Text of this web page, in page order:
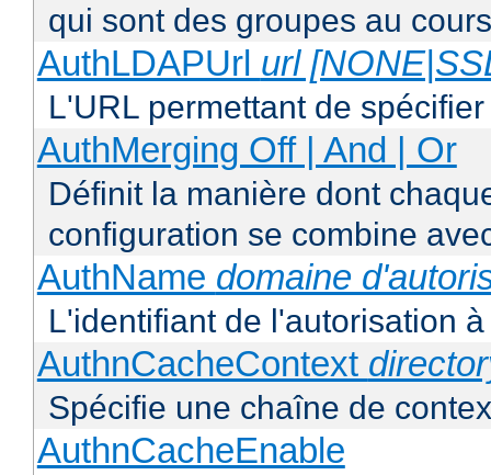
qui sont des groupes au
AuthLDAPUrl url
L'URL permettant de
AuthMerging Off | And | Or
Définit la manière dont
configuration se combine
AuthName domaine
L'identifiant de l'autorisation
AuthnCacheContext
Spécifie une chaîne de
AuthnCacheEnable